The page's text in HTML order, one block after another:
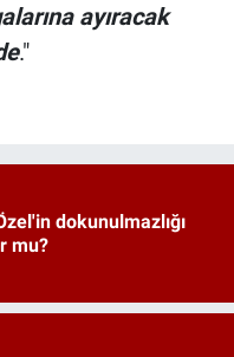
ayıracak
."
dokunulmazlığı
mu?